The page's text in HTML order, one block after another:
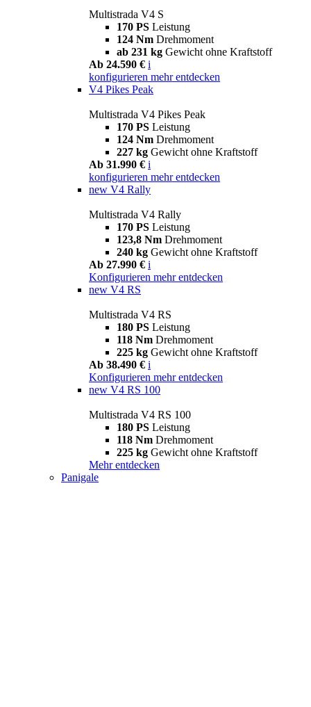
Multistrada V4 S
170 PS Leistung
124 Nm Drehmoment
ab 231 kg Gewicht ohne Kraftstoff
Ab 24.590 € i
konfigurieren mehr entdecken
V4 Pikes Peak
Multistrada V4 Pikes Peak
170 PS Leistung
124 Nm Drehmoment
227 kg Gewicht ohne Kraftstoff
Ab 31.990 € i
konfigurieren mehr entdecken
new V4 Rally
Multistrada V4 Rally
170 PS Leistung
123,8 Nm Drehmoment
240 kg Gewicht ohne Kraftstoff
Ab 27.990 € i
Konfigurieren mehr entdecken
new V4 RS
Multistrada V4 RS
180 PS Leistung
118 Nm Drehmoment
225 kg Gewicht ohne Kraftstoff
Ab 38.490 € i
Konfigurieren mehr entdecken
new V4 RS 100
Multistrada V4 RS 100
180 PS Leistung
118 Nm Drehmoment
225 kg Gewicht ohne Kraftstoff
Mehr entdecken
Panigale